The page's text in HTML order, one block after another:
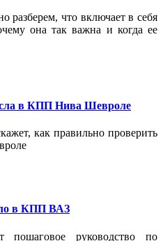
разберем, что включает в себя
она так важна и когда ее
в КПП Нива Шевроле
как правильно проверить
в КПП ВАЗ
пошаговое руководство по